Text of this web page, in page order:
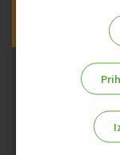
Prijava na